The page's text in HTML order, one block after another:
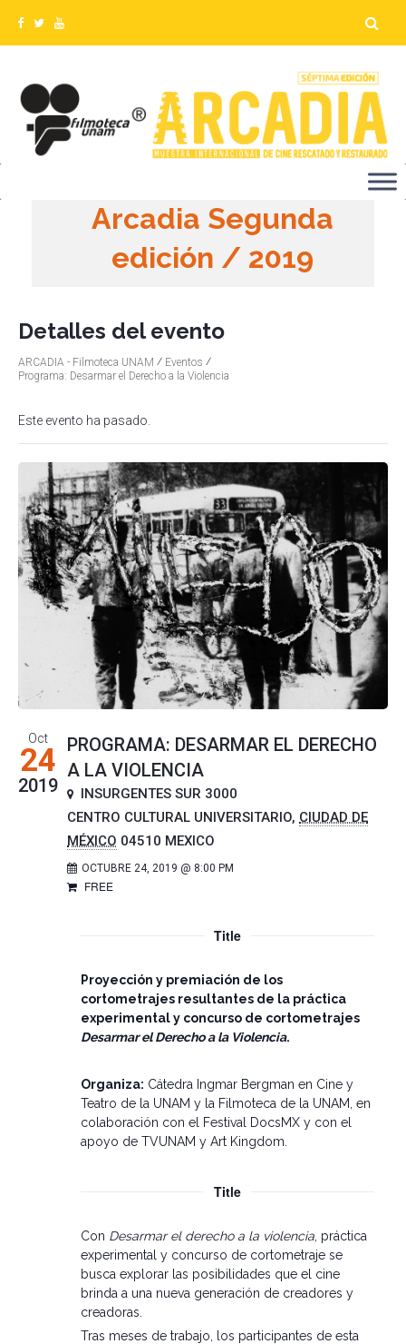
Arcadia Segunda
edición / 2019
Detalles del evento
ARCADIA - Filmoteca UNAM ⁄ Eventos ⁄
Programa: Desarmar el Derecho a la Violencia
Este evento ha pasado.
Oct
24
2019
PROGRAMA: DESARMAR EL DERECHO
A LA VIOLENCIA
INSURGENTES SUR 3000
CENTRO CULTURAL UNIVERSITARIO, CIUDAD DE
MÉXICO 04510 MEXICO
OCTUBRE 24, 2019 @ 8:00 PM
FREE
Title
Proyección y premiación de los
cortometrajes resultantes de la práctica
experimental y concurso de cortometrajes
Desarmar el Derecho a la Violencia.
Organiza: Cátedra Ingmar Bergman en Cine y
Teatro de la UNAM y la Filmoteca de la UNAM, en
colaboración con el Festival DocsMX y con el
apoyo de TVUNAM y Art Kingdom.
Title
Con Desarmar el derecho a la violencia , práctica
experimental y concurso de cortometraje se
busca explorar las posibilidades que el cine
brinda a una nueva generación de creadores y
creadoras.
Tras meses de trabajo, los participantes de esta